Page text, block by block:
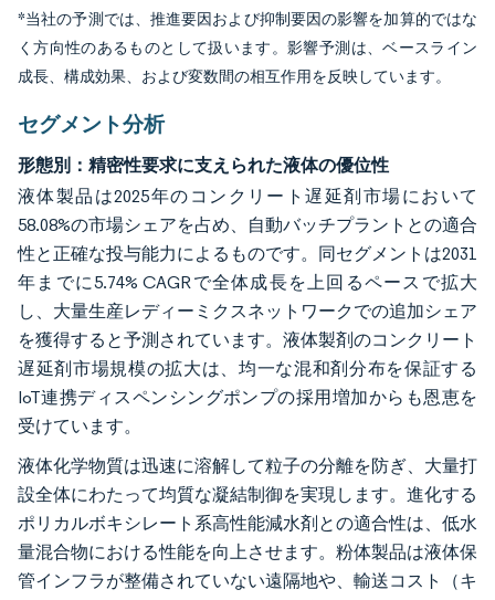
*当社の予測では、推進要因および抑制要因の影響を加算的ではな
く方向性のあるものとして扱います。影響予測は、ベースライン
成長、構成効果、および変数間の相互作用を反映しています。
セグメント分析
形態別：精密性要求に支えられた液体の優位性
液体製品は2025年のコンクリート遅延剤市場において
58.08%の市場シェアを占め、自動バッチプラントとの適合
性と正確な投与能力によるものです。同セグメントは2031
年までに5.74% CAGRで全体成長を上回るペースで拡大
し、大量生産レディーミクスネットワークでの追加シェア
を獲得すると予測されています。液体製剤のコンクリート
遅延剤市場規模の拡大は、均一な混和剤分布を保証する
IoT連携ディスペンシングポンプの採用増加からも恩恵を
受けています。
液体化学物質は迅速に溶解して粒子の分離を防ぎ、大量打
設全体にわたって均質な凝結制御を実現します。進化する
ポリカルボキシレート系高性能減水剤との適合性は、低水
量混合物における性能を向上させます。粉体製品は液体保
管インフラが整備されていない遠隔地や、輸送コスト（キ